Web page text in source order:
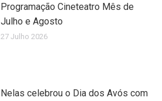
Programação Cineteatro Mês de
Julho e Agosto
27 Julho 2026
Nelas celebrou o Dia dos Avós com